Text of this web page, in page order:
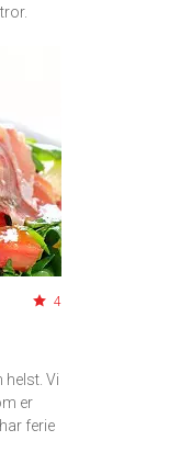
4
helst. Vi
er
ferie